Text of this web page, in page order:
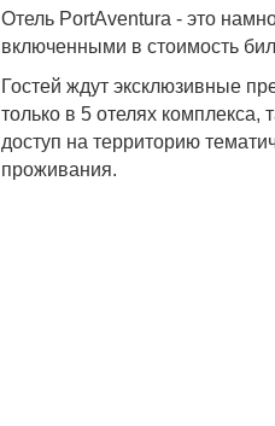
Отель PortAventura - это
включенными в стоимость
Гостей ждут эксклюзивные
только в 5 отелях
доступ на территорию
проживания.